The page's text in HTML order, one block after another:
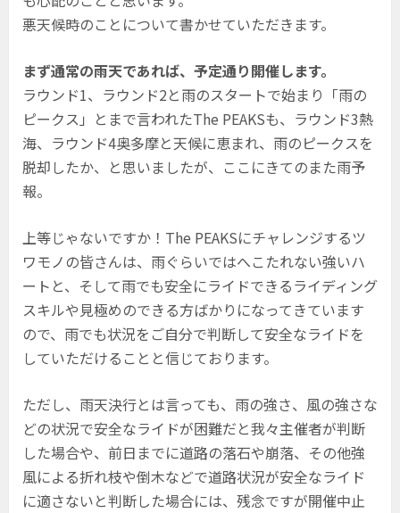
悪天候時のことについて書かせていただきます。
まず通常の雨天であれば、予定通り開催します。
ラウンド1、ラウンド2と雨のスタートで始まり「雨の
ピークス」とまで言われたThe PEAKSも、ラウンド3熱
海、ラウンド4奥多摩と天候に恵まれ、雨のピークスを
脱却したか、と思いましたが、ここにきてのまた雨予
報。
上等じゃないですか！The PEAKSにチャレンジするツ
ワモノの皆さんは、雨ぐらいではへこたれない強いハ
ートと、そして雨でも安全にライドできるライディング
スキルや見極めのできる方ばかりになってきています
ので、雨でも状況をご自分で判断して安全なライドを
していただけることと信じております。
ただし、雨天決行とは言っても、雨の強さ、風の強さな
どの状況で安全なライドが困難だと我々主催者が判断
した場合や、前日までに道路の落石や崩落、その他強
風による折れ枝や倒木などで道路状況が安全なライド
に適さないと判断した場合には、残念ですが開催中止